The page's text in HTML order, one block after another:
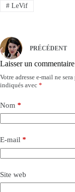
#LeVif
PRÉCÉDENT
Laisser un commentaire
Votre adresse e-mail ne sera
indiqués avec *
Nom *
E-mail *
Site web